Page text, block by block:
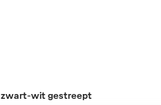
zwart-wit gestreept